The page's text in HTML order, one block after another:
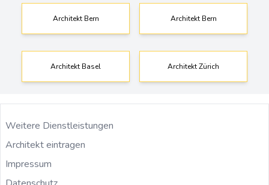
Architekt Bern Architekt Bern
Architekt Basel Architekt Zürich
Weitere Dienstleistungen
Architekt eintragen
Impressum